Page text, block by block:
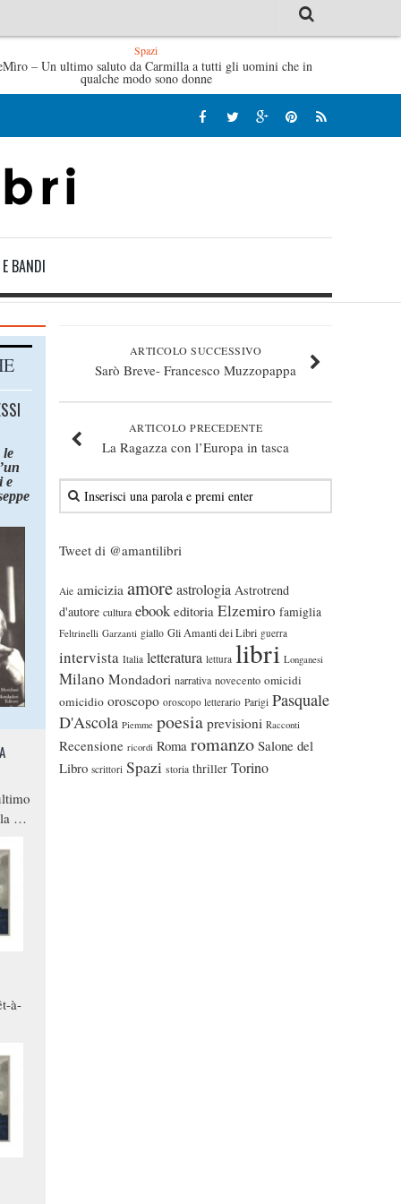
non verrà – Fruttero & Lucentini
Spazi
– Un ultimo saluto da Carmilla a tutti gli uomini che in
qualche modo sono donne
BANDI
ARTICOLO SUCCESSIVO
Sarò Breve- Francesco Muzzopappa
ARTICOLO PRECEDENTE
La Ragazza con l’Europa in tasca
Tweet di @amantilibri
Aie amicizia amoreastrologia Astrotrend
d'autore cultura ebook editoria Elzemiro famiglia
Feltrinelli Garzanti giallo Gli Amanti dei Libri guerra
intervista Italia letteratura lettura libri Longanesi
Milano Mondadori narrativa novecento omicidi
omicidio oroscopo oroscopo letterario Parigi Pasquale
D'Ascola Piemme poesia previsioni Racconti
Recensione ricordi Roma romanzo Salone del
Libro scrittori Spazi storia thriller Torino
le
e
a
à-